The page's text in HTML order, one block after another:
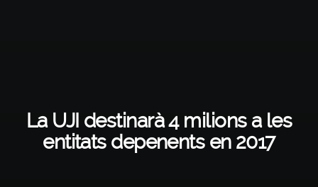
La UJI destinarà 4 milions a les
entitats depenents en 2017